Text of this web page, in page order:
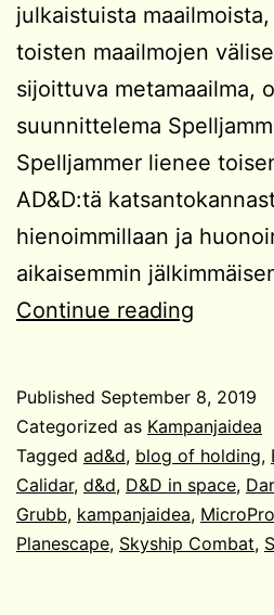
julkaistuista
toisten maailmojen
sijoittuva metamaailma,
suunnittelema
Spelljammer lienee
AD&D:tä
hienoimmillaan ja
aikaisemmin
Continue reading
Published September 8, 2019
Categorized as Kampanjaidea
Tagged ad&d, blog of holding,
Calidar, d&d, D&D in space,
Grubb, kampanjaidea,
Planescape, Skyship Combat,